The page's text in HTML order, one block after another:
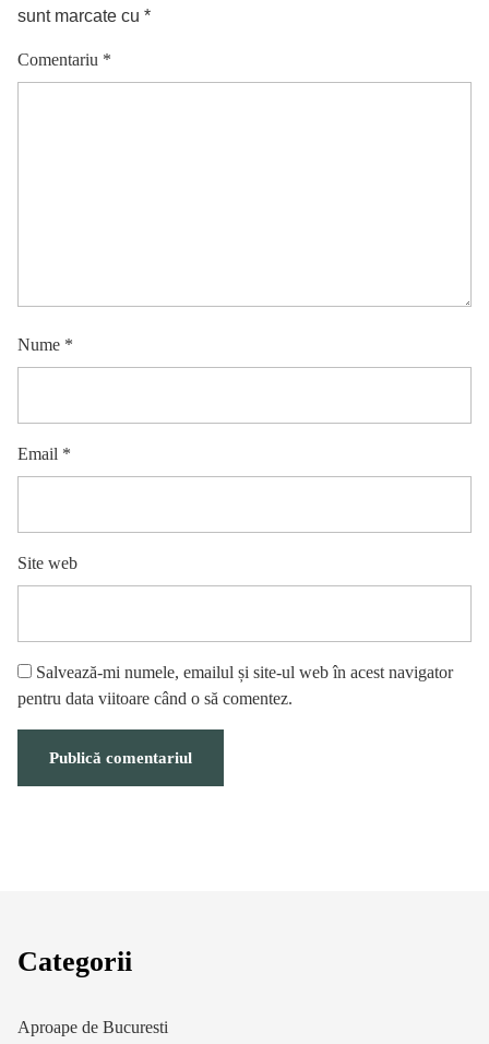
sunt marcate cu *
Comentariu *
Nume *
Email *
Site web
Salvează-mi numele, emailul și site-ul web în acest navigator
pentru data viitoare când o să comentez.
Categorii
Aproape de Bucuresti